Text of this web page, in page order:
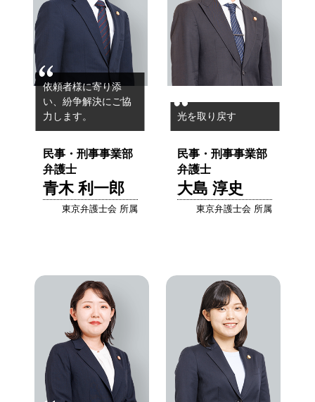
依頼者様に寄り添
い、 紛争解決にご協
力します。
民事・刑事事業部
弁護士
青木 利一郎
東京弁護士会 所属
光を取り戻す
民事・刑事事業部
弁護士
大島 淳史
東京弁護士会 所属